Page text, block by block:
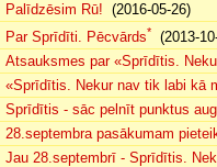
Palīdzēsim Rū! (2016-05-26)
Par Sprīdīti. Pēcvārds*
(2013-
Atsauksmes par «Sprīdītis.
«Sprīdītis. Nekur nav tik labi kā
Sprīdītis - sāc pelnīt punktus
28.septembra pasākumam
Jau 28.septembrī - Sprīdītis.